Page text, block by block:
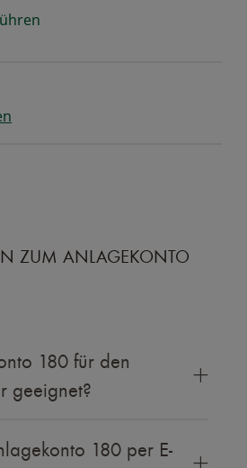
ZUM ANLAGEKONTO
180 für den
geeignet?
180 per E-